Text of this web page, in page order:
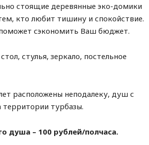
стоящие деревянные эко-домики
кто любит тишину и спокойствие.
сэкономить Ваш бюджет.
стулья, зеркало, постельное
расположены неподалеку, душ с
турбазы.
душа – 100 рублей/полчаса.